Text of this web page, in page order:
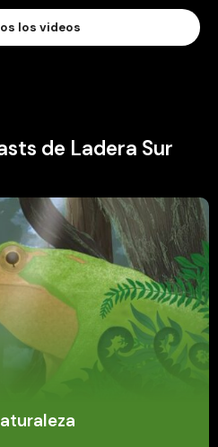
los videos
de Ladera Sur